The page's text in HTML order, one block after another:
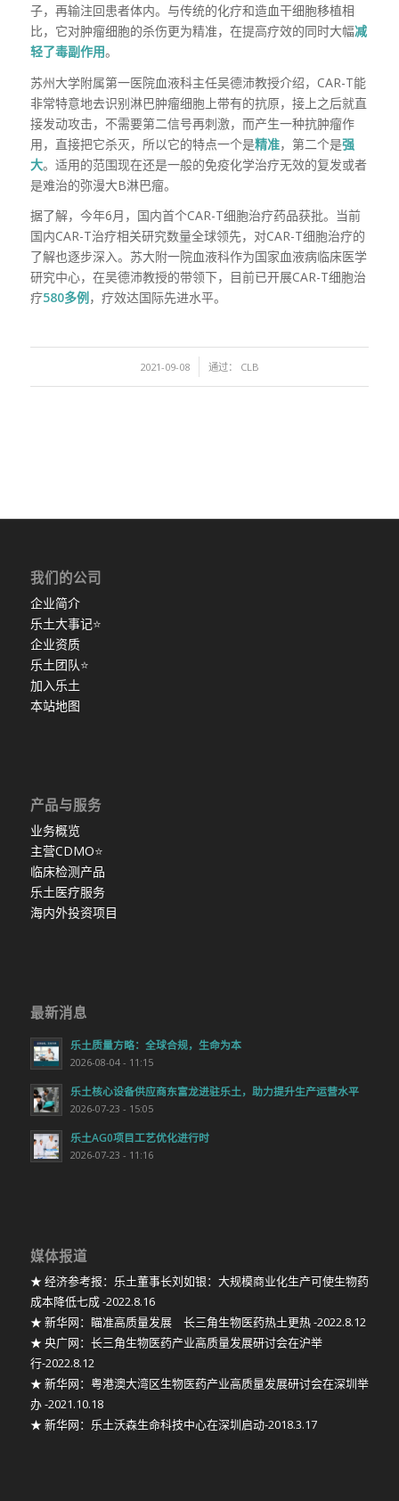
子，再输注回患者体内。与传统的化疗和造血干细胞移植相
比，它对肿瘤细胞的杀伤更为精准，在提高疗效的同时大幅减
轻了毒副作用。
苏州大学附属第一医院血液科主任吴德沛教授介绍，CAR-T能
非常特意地去识别淋巴肿瘤细胞上带有的抗原，接上之后就直
接发动攻击，不需要第二信号再刺激，而产生一种抗肿瘤作
用，直接把它杀灭，所以它的特点一个是精准，第二个是强
大。适用的范围现在还是一般的免疫化学治疗无效的复发或者
是难治的弥漫大B淋巴瘤。
据了解，今年6月，国内首个CAR-T细胞治疗药品获批。当前
国内CAR-T治疗相关研究数量全球领先，对CAR-T细胞治疗的
了解也逐步深入。苏大附一院血液科作为国家血液病临床医学
研究中心，在吴德沛教授的带领下，目前已开展CAR-T细胞治
疗580多例 ，疗效达国际先进水平。
2021-09-08
/ 通过： CLB
我们的公司
企业简介
乐土大事记⭐
企业资质
乐土团队⭐
加入乐土
本站地图
产品与服务
业务概览
主营CDMO⭐
临床检测产品
乐土医疗服务
海内外投资项目
最新消息
乐土质量方略：全球合规，生命为本
2026-08-04 - 11:15
乐土核心设备供应商东富龙进驻乐土，助力提升生产运营水平
2026-07-23 - 15:05
乐土AG0项目工艺优化进行时
2026-07-23 - 11:16
媒体报道
★ 经济参考报：乐土董事长刘如银：大规模商业化生产可使生物药
成本降低七成 -2022.8.16
★ 新华网：瞄准高质量发展 长三角生物医药热土更热 -2022.8.12
★ 央广网：长三角生物医药产业高质量发展研讨会在沪举
行-2022.8.12
★ 新华网：粤港澳大湾区生物医药产业高质量发展研讨会在深圳举
办 -2021.10.18
★ 新华网：乐土沃森生命科技中心在深圳启动-2018.3.17